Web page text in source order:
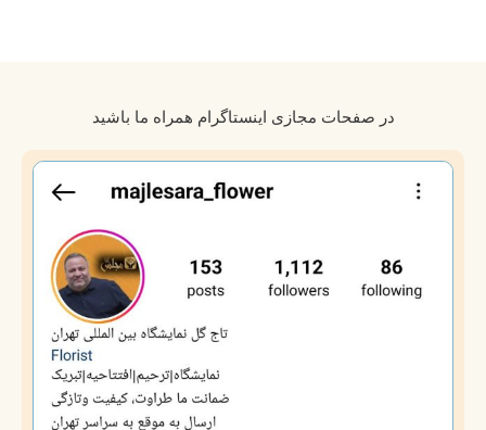
در صفحات مجازی اینستاگرام همراه ما باشید